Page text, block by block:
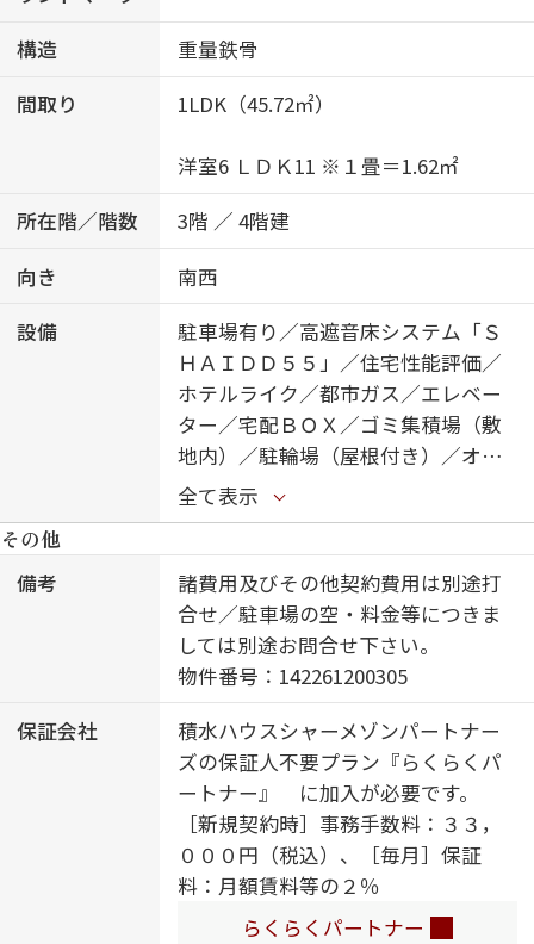
構造
重量鉄骨
間取り
1LDK（45.72㎡）
洋室6 ＬＤＫ11 ※１畳＝1.62㎡
所在階／階数
3階 ／ 4階建
向き
南西
設備
駐車場有り／高遮音床システム「Ｓ
ＨＡＩＤＤ５５」／住宅性能評価／
ホテルライク／都市ガス／エレベー
ター／宅配ＢＯＸ／ゴミ集積場（敷
地内）／駐輪場（屋根付き）／オー
トロック／防犯カメラ／シャーメゾ
ンガーデンズ／ワークスペース／角
部屋／アクセントクロス／フローリ
ング／雨戸（シャッタータイプ）／
モニタ付ドアホン／全身ミラー／ダ
ウンライト／照明器具（ＬＥＤ）／
インターネット無料（Ｗｉ－Ｆｉ対
応）／スマートロック／給湯箇所
（浴室・台所・洗面所）／エコジョ
ーズ／給湯器（追焚機能付）／太陽
光発電／ＺＥＨ（ネット・ゼロ・エ
ネルギー・ハウス）／浴室乾燥機
（暖房乾燥）／シャワー／ユニット
バス１３１８／洗濯機置場（室内）
／洗髪洗面化粧台／洗面所独立／対
全て表示
その他
備考
諸費用及びその他契約費用は別途打
合せ／駐車場の空・料金等につきま
しては別途お問合せ下さい。
物件番号：142261200305
保証会社
積水ハウスシャーメゾンパートナー
ズの保証人不要プラン『らくらくパ
ートナー』 に加入が必要です。
［新規契約時］事務手数料：３３，
０００円（税込）、［毎月］保証
料：月額賃料等の２％
らくらくパートナー